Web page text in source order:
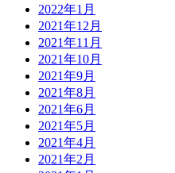
2022年1月
2021年12月
2021年11月
2021年10月
2021年9月
2021年8月
2021年6月
2021年5月
2021年4月
2021年2月